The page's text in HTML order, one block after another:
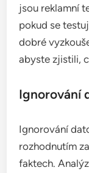
jsou reklamní
pokud se
dobré
abyste zjistili,
Ignorování
Ignorování
rozhodnutím
faktech.